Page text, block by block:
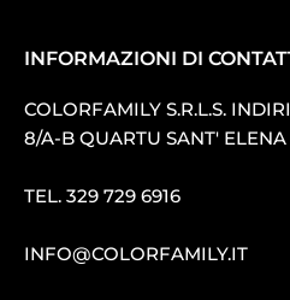
INFORMAZIONI DI
COLORFAMILY S.R.L.S.
8/A-B QUARTU SANT′ ELENA
TEL. 329 729 6916
INFO@COLORFAMILY.IT